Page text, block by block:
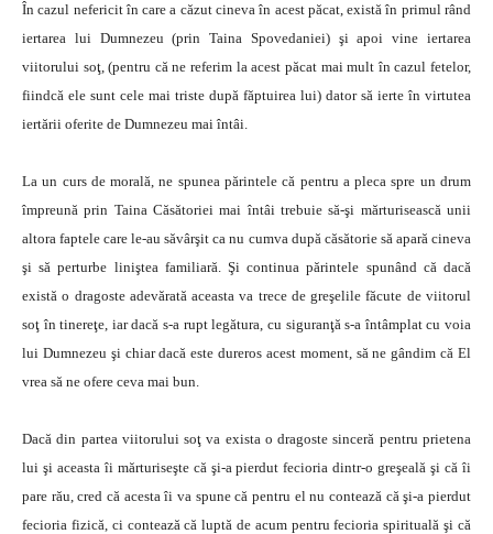
În cazul nefericit în care a căzut cineva în acest păcat, există în primul rând
iertarea lui Dumnezeu (prin Taina Spovedaniei) şi apoi vine iertarea
viitorului soţ, (pentru că ne referim la acest păcat mai mult în cazul fetelor,
fiindcă ele sunt cele mai triste după făptuirea lui) dator să ierte în virtutea
iertării oferite de Dumnezeu mai întâi.
La un curs de morală, ne spunea părintele că pentru a pleca spre un drum
împreună prin Taina Căsătoriei mai întâi trebuie să-şi mărturisească unii
altora faptele care le-au săvârşit ca nu cumva după căsătorie să apară cineva
şi să perturbe liniştea familiară. Şi continua părintele spunând că dacă
există o dragoste adevărată aceasta va trece de greşelile făcute de viitorul
soţ în tinereţe, iar dacă s-a rupt legătura, cu siguranţă s-a întâmplat cu voia
lui Dumnezeu şi chiar dacă este dureros acest moment, să ne gândim că El
vrea să ne ofere ceva mai bun.
Dacă din partea viitorului soţ va exista o dragoste sinceră pentru prietena
lui şi aceasta îi mărturiseşte că şi-a pierdut fecioria dintr-o greşeală şi că îi
pare rău, cred că acesta îi va spune că pentru el nu contează că şi-a pierdut
fecioria fizică, ci contează că luptă de acum pentru fecioria spirituală şi că